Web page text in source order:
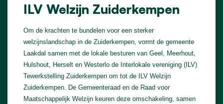
ILV Welzijn Zuiderkempen
Om de krachten te bundelen voor een sterker
welzijnslandschap in de Zuiderkempen, vormt de gemeente
Laakdal samen met de lokale besturen van Geel, Meerhout,
Hulshout, Herselt en Westerlo de Interlokale vereniging (ILV)
Tewerkstelling Zuiderkempen om tot de ILV Welzijn
Zuiderkempen. De Gemeenteraad en de Raad voor
Maatschappelijk Welzijn keuren deze omschakeling, samen